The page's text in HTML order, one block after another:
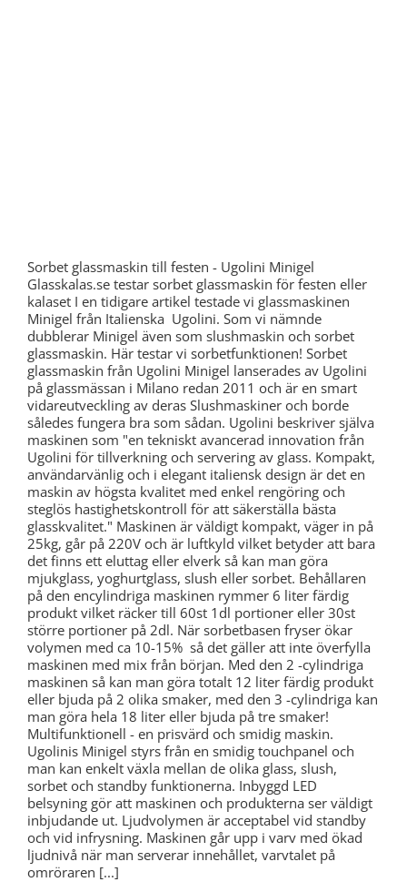
Sorbet glassmaskin till festen - Ugolini Minigel
Glasskalas.se testar sorbet glassmaskin för festen eller
kalaset I en tidigare artikel testade vi glassmaskinen
Minigel från Italienska Ugolini. Som vi nämnde
dubblerar Minigel även som slushmaskin och sorbet
glassmaskin. Här testar vi sorbetfunktionen! Sorbet
glassmaskin från Ugolini Minigel lanserades av Ugolini
på glassmässan i Milano redan 2011 och är en smart
vidareutveckling av deras Slushmaskiner och borde
således fungera bra som sådan. Ugolini beskriver själva
maskinen som "en tekniskt avancerad innovation från
Ugolini för tillverkning och servering av glass. Kompakt,
användarvänlig och i elegant italiensk design är det en
maskin av högsta kvalitet med enkel rengöring och
steglös hastighetskontroll för att säkerställa bästa
glasskvalitet." Maskinen är väldigt kompakt, väger in på
25kg, går på 220V och är luftkyld vilket betyder att bara
det finns ett eluttag eller elverk så kan man göra
mjukglass, yoghurtglass, slush eller sorbet. Behållaren
på den encylindriga maskinen rymmer 6 liter färdig
produkt vilket räcker till 60st 1dl portioner eller 30st
större portioner på 2dl. När sorbetbasen fryser ökar
volymen med ca 10-15% så det gäller att inte överfylla
maskinen med mix från början. Med den 2 -cylindriga
maskinen så kan man göra totalt 12 liter färdig produkt
eller bjuda på 2 olika smaker, med den 3 -cylindriga kan
man göra hela 18 liter eller bjuda på tre smaker!
Multifunktionell - en prisvärd och smidig maskin.
Ugolinis Minigel styrs från en smidig touchpanel och
man kan enkelt växla mellan de olika glass, slush,
sorbet och standby funktionerna. Inbyggd LED
belsyning gör att maskinen och produkterna ser väldigt
inbjudande ut. Ljudvolymen är acceptabel vid standby
och vid infrysning. Maskinen går upp i varv med ökad
ljudnivå när man serverar innehållet, varvtalet på
omröraren [...]